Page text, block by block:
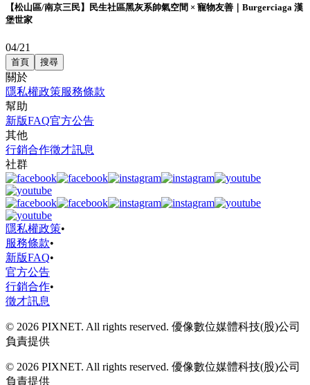
【松山區/南京三民】民生社區黑灰系帥氣空間 × 寵物友善｜Burgerciaga 漢
堡世家
04/21
首頁 搜尋
關於
隱私權政策服務條款
幫助
新版FAQ官方公告
其他
行銷合作徵才訊息
社群
隱私權政策•
服務條款•
新版FAQ•
官方公告
行銷合作•
徵才訊息
© 2026 PIXNET. All rights reserved. 優像數位媒體科技(股)公司
負責提供
© 2026 PIXNET. All rights reserved. 優像數位媒體科技(股)公司
負責提供